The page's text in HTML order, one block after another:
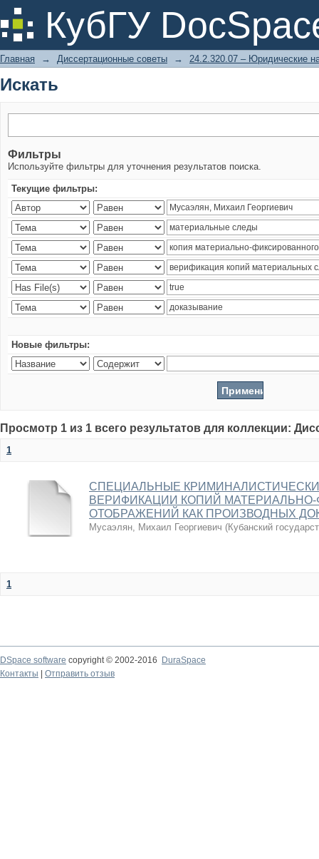
КубГУ
Искать
Главная → Диссертационные советы → 24.2.320.07 – Юридические
Искать
Фильтры
Используйте фильтры для уточнения результатов поиска.
Текущие фильтры:
Новые фильтры:
Просмотр 1 из 1 всего результатов для коллекции:
1
СПЕЦИАЛЬНЫЕ
ВЕРИФИКАЦИИ КОПИЙ
ОТОБРАЖЕНИЙ КАК ПРОИЗВОДНЫХ
Мусаэлян, Михаил Георгиевич (Кубанский
1
DSpace software copyright © 2002-2016
DuraSpace
Контакты
Отправить отзыв